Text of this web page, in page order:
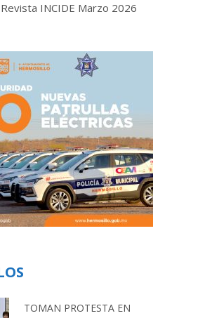
INCIDE Marzo 2026
TOMAN PROTESTA EN